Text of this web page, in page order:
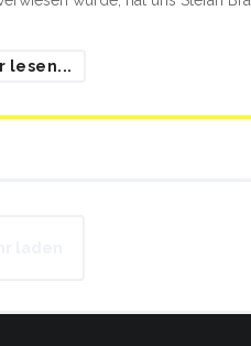
lesen...